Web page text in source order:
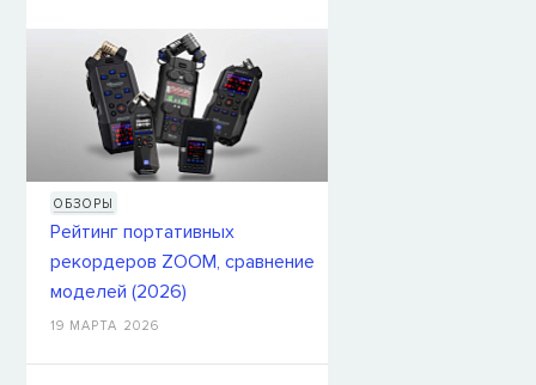
ОБЗОРЫ
Рейтинг портативных
рекордеров ZOOM, сравнение
моделей (2026)
19 МАРТА 2026